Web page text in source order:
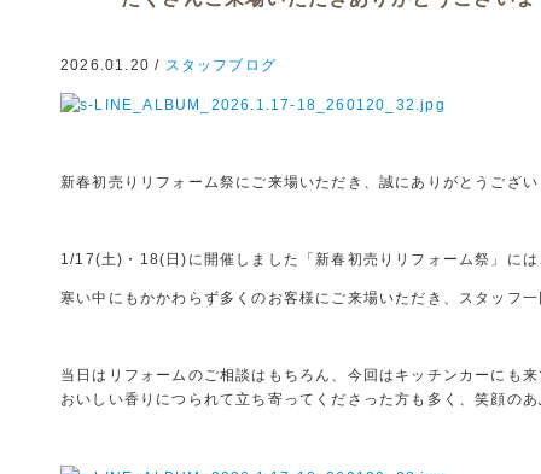
2026.01.20 / スタッフブログ
新春初売りリフォーム祭にご来場いただき、誠にありがとうござ
1/17(土)・18(日)に開催しました「新春初売りリフォーム祭」には
寒い中にもかかわらず多くのお客様にご来場いただき、スタッフ
当日はリフォームのご相談はもちろん、今回はキッチンカーにも
おいしい香りにつられて立ち寄ってくださった方も多く、笑顔の